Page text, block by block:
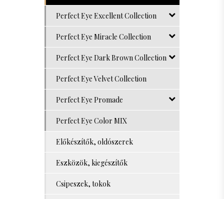
Perfect Eye Excellent Collection
Perfect Eye Miracle Collection
Perfect Eye Dark Brown Collection
Perfect Eye Velvet Collection
Perfect Eye Promade
Perfect Eye Color MIX
Előkészítők, oldószerek
Eszközök, kiegészítők
Csipeszek, tokok